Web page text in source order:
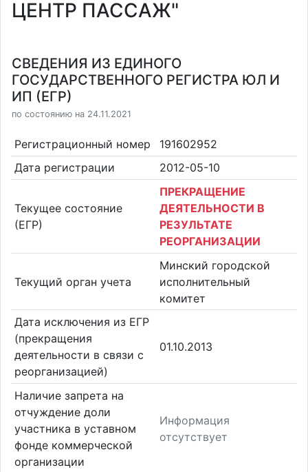
ЦЕНТР ПАССАЖ"
СВЕДЕНИЯ ИЗ ЕДИНОГО
ГОСУДАРСТВЕННОГО РЕГИСТРА ЮЛ И
ИП (ЕГР)
по состоянию на 24.11.2021
Регистрационный номер
191602952
Дата регистрации
2012-05-10
Текущее состояние
(ЕГР)
ПРЕКРАЩЕНИЕ
ДЕЯТЕЛЬНОСТИ В
РЕЗУЛЬТАТЕ
РЕОРГАНИЗАЦИИ
Текущий орган учета
Минский городской
исполнительный
комитет
Дата исключения из ЕГР
(прекращения
деятельности в связи с
реорганизацией)
01.10.2013
Наличие запрета на
отчуждение доли
участника в уставном
фонде коммерческой
организации
Информация
отсутствует